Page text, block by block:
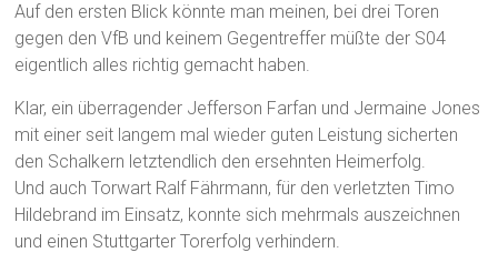
Auf den ersten Blick könnte man meinen, bei drei Toren
gegen den VfB und keinem Gegentreffer müßte der S04
eigentlich alles richtig gemacht haben.
Klar, ein überragender Jefferson Farfan und Jermaine Jones
mit einer seit langem mal wieder guten Leistung sicherten
den Schalkern letztendlich den ersehnten Heimerfolg.
Und auch Torwart Ralf Fährmann, für den verletzten Timo
Hildebrand im Einsatz, konnte sich mehrmals auszeichnen
und einen Stuttgarter Torerfolg verhindern.